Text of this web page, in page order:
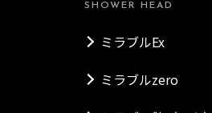
SHOWER HEAD
ミラブルEx
ミラブルzero